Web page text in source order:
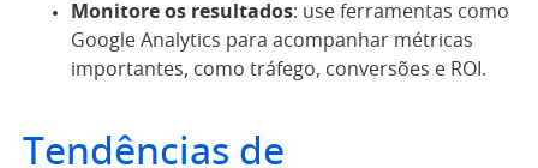
Monitore os resultados: use ferramentas como
Google Analytics para acompanhar métricas
importantes, como tráfego, conversões e ROI.
Tendências de